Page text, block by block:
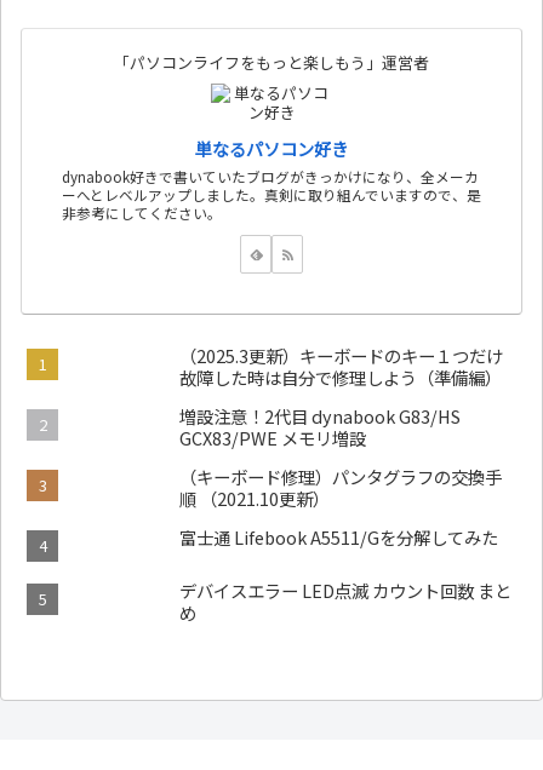
「パソコンライフをもっと楽しもう」運営者
単なるパソコン好き
dynabook好きで書いていたブログがきっかけになり、全メーカ
ーへとレベルアップしました。真剣に取り組んでいますので、是
非参考にしてください。
（2025.3更新）キーボードのキー１つだけ
故障した時は自分で修理しよう（準備編）
増設注意！2代目 dynabook G83/HS
GCX83/PWE メモリ増設
（キーボード修理）パンタグラフの交換手
順 （2021.10更新）
富士通 Lifebook A5511/Gを分解してみた
デバイスエラー LED点滅 カウント回数 まと
め